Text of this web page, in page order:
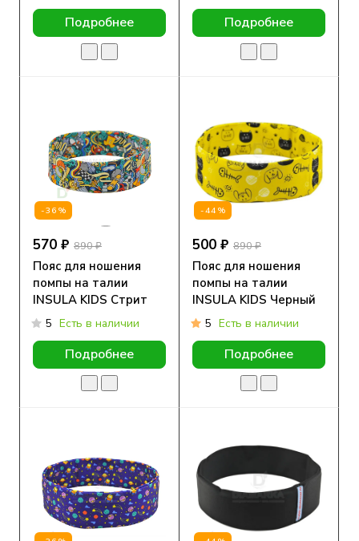
Подробнее Подробнее
-36%
570 ₽ 890 ₽
Пояс для ношения
помпы на талии
INSULA KIDS Стрит
5 Есть в наличии
Подробнее
-44%
500 ₽ 890 ₽
Пояс для ношения
помпы на талии
INSULA KIDS Черный
кот
5 Есть в наличии
Подробнее